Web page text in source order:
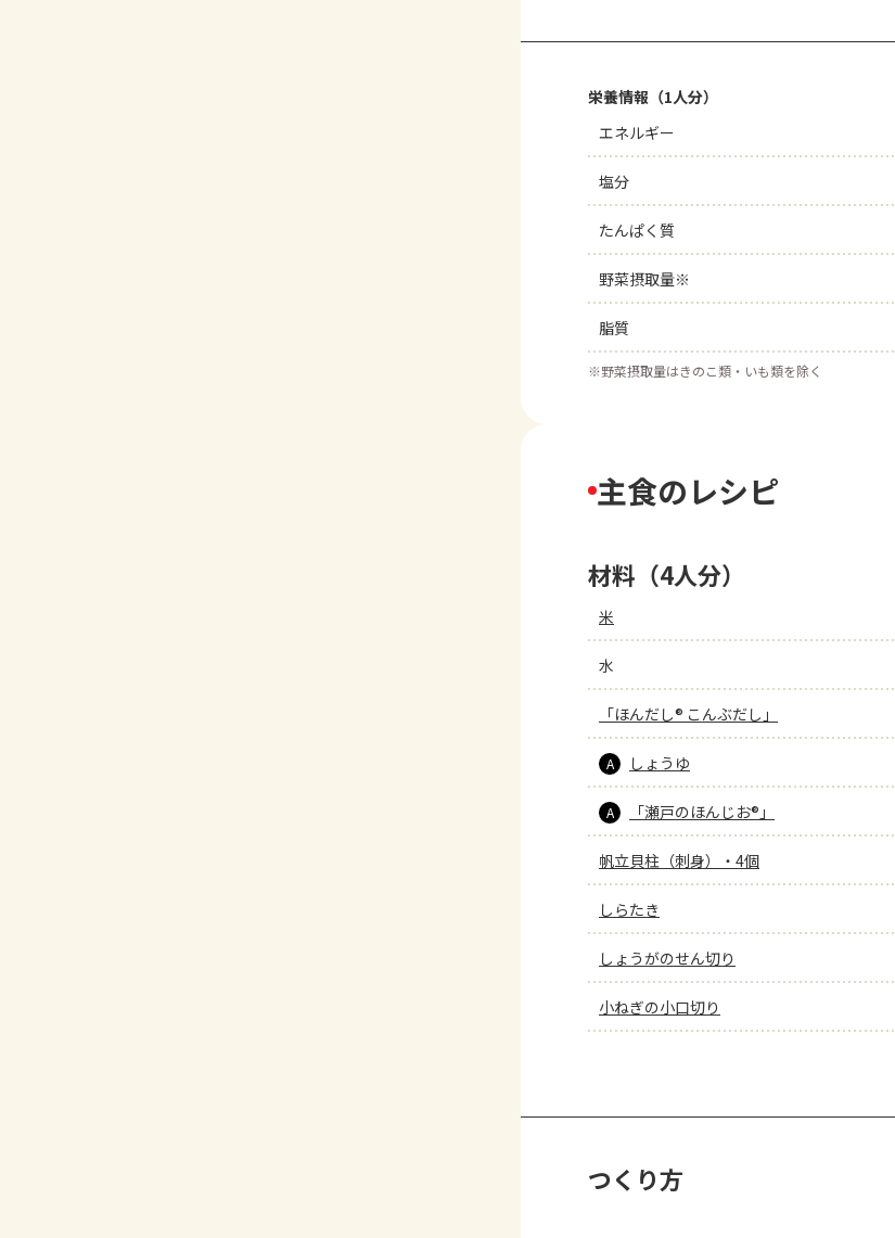
栄養情報（1人分）
エネルギー
塩分
たんぱく質
野菜摂取量※
脂質
※野菜摂取量はきのこ類・いも類を除く
主食のレシピ
材料（4人分）
米
水
「ほんだし® こんぶだし」
A しょうゆ
A 「瀬戸のほんじお®」
帆立貝柱（刺身）・4個
しらたき
しょうがのせん切り
小ねぎの小口切り
つくり方